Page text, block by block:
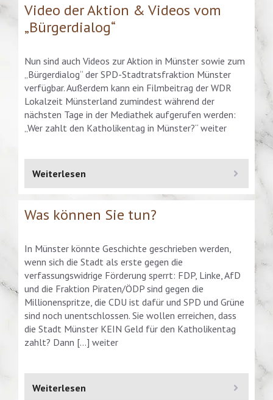
Video der Aktion & Videos vom
„Bürgerdialog“
Nun sind auch Videos zur Aktion in Münster sowie zum
„Bürgerdialog“ der SPD-Stadtratsfraktion Münster
verfügbar. Außerdem kann ein Filmbeitrag der WDR
Lokalzeit Münsterland zumindest während der
nächsten Tage in der Mediathek aufgerufen werden:
„Wer zahlt den Katholikentag in Münster?“ weiter
Weiterlesen
Was können Sie tun?
In Münster könnte Geschichte geschrieben werden,
wenn sich die Stadt als erste gegen die
verfassungswidrige Förderung sperrt: FDP, Linke, AfD
und die Fraktion Piraten/ÖDP sind gegen die
Millionenspritze, die CDU ist dafür und SPD und Grüne
sind noch unentschlossen. Sie wollen erreichen, dass
die Stadt Münster KEIN Geld für den Katholikentag
zahlt? Dann […] weiter
Weiterlesen